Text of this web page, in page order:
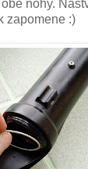
nohy.
zapomene :)